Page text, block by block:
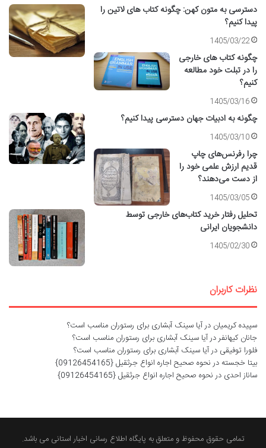
دسترسی به متون کهن: چگونه کتاب های لاتین را
پیدا کنیم؟
1405/03/22
چگونه کتاب های خارجی
را در تبلت خود مطالعه
کنیم؟
1405/03/16
چگونه به ادبیات جهان دسترسی پیدا کنیم؟
1405/03/10
چرا رفرنس‌های چاپ
قدیم ارزش علمی خود را
از دست می‌دهند؟
1405/03/05
تحلیل رفتار خرید کتاب‌های خارجی توسط
دانشجویان ایرانی
1405/02/30
نظرات کاربران
سپیده کریمیان درآیا سینک آبشاری برای رستوران مناسب است؟
جانان کیهانفردرآیا سینک آبشاری برای رستوران مناسب است؟
فلورا توفیقی درآیا سینک آبشاری برای رستوران مناسب است؟
بیتا خجسته درنحوه صحیح اجاره انواع جرثقیل {09126454165}
ساناز احدی درنحوه صحیح اجاره انواع جرثقیل {09126454165}
تمامی حقوق محفوظ و متعلق به پایگاه اطلاع رسانی اخبار استانی می باشد.